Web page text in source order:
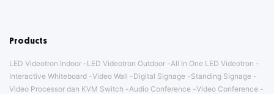
Products
LED Videotron Indoor LED Videotron Outdoor
All In One LED Videotron
Interactive Whiteboard Video Wall Digital Signage
Standing Signage
Video Processor dan KVM Switch
Audio Conference Video Conference